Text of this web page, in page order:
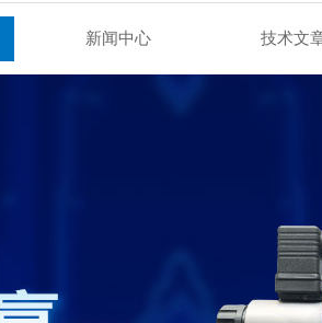
新闻中心 技术文